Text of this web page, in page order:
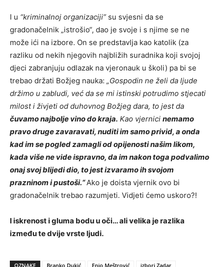
I u “kriminalnoj organizaciji” su svjesni da se
gradonačelnik „istrošio“, dao je svoje i s njime se ne
može ići na izbore. On se predstavlja kao katolik (za
razliku od nekih njegovih najbližih suradnika koji svojoj
djeci zabranjuju odlazak na vjeronauk u školi) pa bi se
trebao držati Božjeg nauka: „Gospodin ne želi da ljude
držimo u zabludi, već da se mi istinski potrudimo stjecati
milost i živjeti od duhovnog Božjeg dara, to jest da
čuvamo najbolje vino do kraja. Kao vjernici nemamo
pravo druge zavaravati, nuditi im samo privid, a onda
kad im se pogled zamagli od opijenosti našim likom,
kada više ne vide ispravno, da im nakon toga podvalimo
onaj svoj blijedi dio, to jest izvaramo ih svojom
prazninom i pustoši.“Ako je doista vjernik ovo bi
gradonačelnik trebao razumjeti. Vidjeti ćemo uskoro?!
I iskrenost i gluma bodu u oči… ali velika je razlika
između te dvije vrste ljudi.
OZNAKE Branko Dukić Enio Meštrović
izbori Zadar